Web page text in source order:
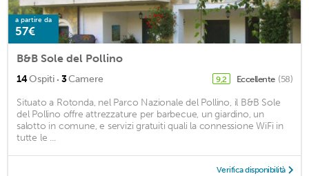
a partire da
57€
B&B Sole del Pollino
14Ospiti · 3Camere 9,2 Eccellente (58)
Situato a Rotonda, nel Parco Nazionale del Pollino, il B&B Sole
del Pollino offre attrezzature per barbecue, un giardino, un
salotto in comune, e servizi gratuiti quali la connessione WiFi in
tutte le ...
Verifica disponibilità